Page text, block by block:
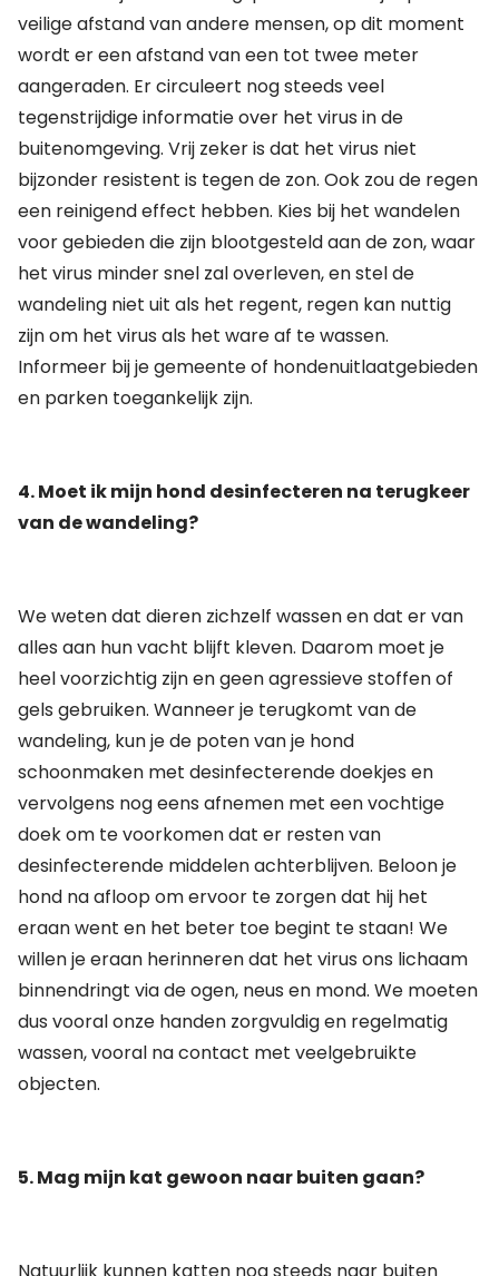
veilige afstand van andere mensen, op dit moment
wordt er een afstand van een tot twee meter
aangeraden. Er circuleert nog steeds veel
tegenstrijdige informatie over het virus in de
buitenomgeving. Vrij zeker is dat het virus niet
bijzonder resistent is tegen de zon. Ook zou de regen
een reinigend effect hebben. Kies bij het wandelen
voor gebieden die zijn blootgesteld aan de zon, waar
het virus minder snel zal overleven, en stel de
wandeling niet uit als het regent, regen kan nuttig
zijn om het virus als het ware af te wassen.
Informeer bij je gemeente of hondenuitlaatgebieden
en parken toegankelijk zijn.
4. Moet ik mijn hond desinfecteren na terugkeer
van de wandeling?
We weten dat dieren zichzelf wassen en dat er van
alles aan hun vacht blijft kleven. Daarom moet je
heel voorzichtig zijn en geen agressieve stoffen of
gels gebruiken. Wanneer je terugkomt van de
wandeling, kun je de poten van je hond
schoonmaken met desinfecterende doekjes en
vervolgens nog eens afnemen met een vochtige
doek om te voorkomen dat er resten van
desinfecterende middelen achterblijven. Beloon je
hond na afloop om ervoor te zorgen dat hij het
eraan went en het beter toe begint te staan! We
willen je eraan herinneren dat het virus ons lichaam
binnendringt via de ogen, neus en mond. We moeten
dus vooral onze handen zorgvuldig en regelmatig
wassen, vooral na contact met veelgebruikte
objecten.
5. Mag mijn kat gewoon naar buiten gaan?